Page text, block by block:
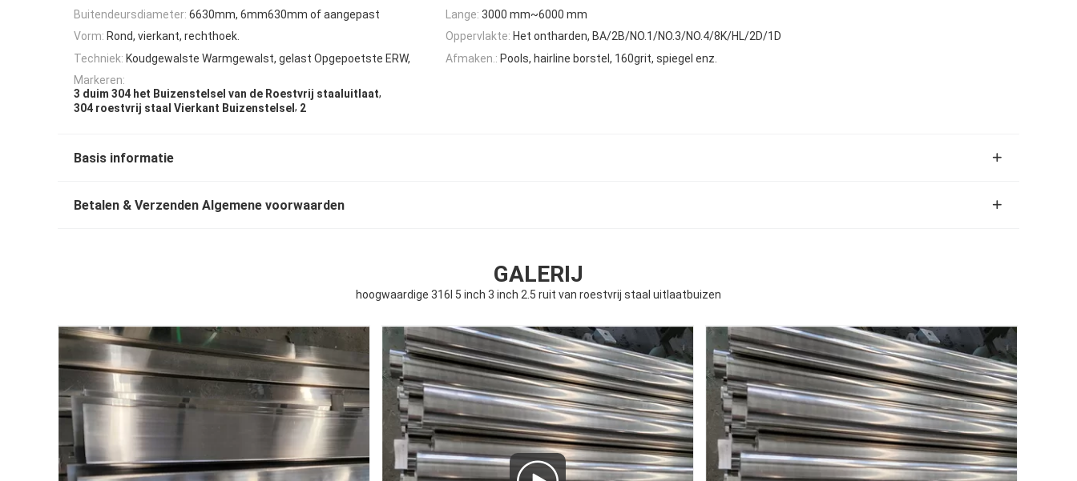
Buitendeursdiameter: 6630mm, 6mm630mm of aangepast Lange: 3000 mm~6000 mm
Vorm: Rond, vierkant, rechthoek. Oppervlakte: Het ontharden, BA/2B/NO.1/NO.3/NO.4/8K/HL/2D/1D
Techniek: Koudgewalste Warmgewalst, gelast Opgepoetste ERW, Afmaken.: Pools, hairline borstel, 160grit, spiegel enz.
Markeren:
3 duim 304 het Buizenstelsel van de Roestvrij staaluitlaat,
304 roestvrij staal Vierkant Buizenstelsel , 2
Basis informatie
Betalen & Verzenden Algemene voorwaarden
GALERIJ
hoogwaardige 316l 5 inch 3 inch 2.5 ruit van roestvrij staal uitlaatbuizen